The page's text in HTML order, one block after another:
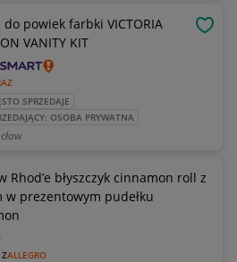
do powiek farbki VICTORIA
JACKSON VANITY KIT
SPRZEDAJE
OSOBA PRYWATNA
Rhod’e błyszczyk cinnamon roll z
w prezentowym pudełku
ZALLEGRO